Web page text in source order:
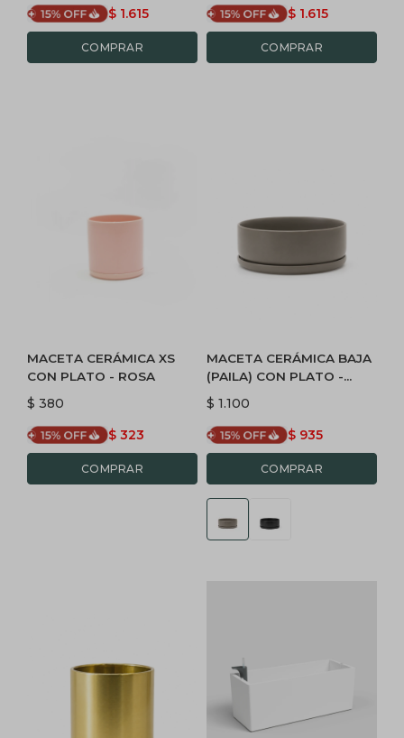
$ 1.615
$ 1.615
MACETA CERÁMICA XS
CON PLATO - ROSA
$ 380
$ 323
MACETA CERÁMICA BAJA
(PAILA) CON PLATO -
GRIS
$ 1.100
$ 935